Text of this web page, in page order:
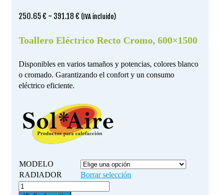
250.65 € - 391.18 € Rango
precios:
hasta
391.18 €
(IVA incluido)
Toallero Eléctrico Recto Cromo, 600×1500
Disponibles en varios tamaños y potencias, colores blanco
o cromado. Garantizando el confort y un consumo
eléctrico eficiente.
MODELO
RADIADOR
Borrar selección
Toallero